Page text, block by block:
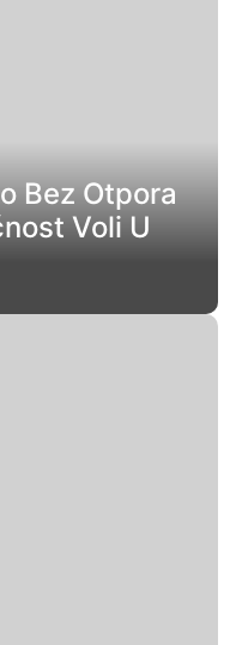
Bez Otpora
Voli U